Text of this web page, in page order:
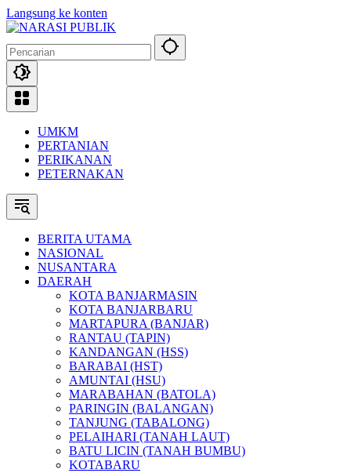
Langsung ke konten
UMKM
PERTANIAN
PERIKANAN
PETERNAKAN
BERITA UTAMA
NASIONAL
NUSANTARA
DAERAH
KOTA BANJARMASIN
KOTA BANJARBARU
MARTAPURA (BANJAR)
RANTAU (TAPIN)
KANDANGAN (HSS)
BARABAI (HST)
AMUNTAI (HSU)
MARABAHAN (BATOLA)
PARINGIN (BALANGAN)
TANJUNG (TABALONG)
PELAIHARI (TANAH LAUT)
BATU LICIN (TANAH BUMBU)
KOTABARU